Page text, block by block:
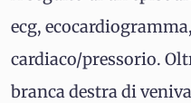
ecg,
cardiaco/pressorio.
branca destra di